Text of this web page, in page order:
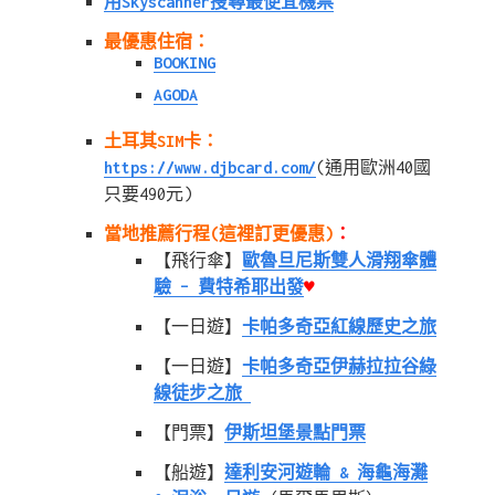
最優惠住宿：
BOOKING
AGODA
土耳其SIM卡：
https://www.djbcard.com/(通用歐洲40國
只要490元)
當地推薦行程(這裡訂更優惠) ：
【飛行傘】
歐魯旦尼斯雙人滑翔傘體
驗 – 費特希耶出發♥
【一日遊】 卡帕多奇亞紅線歷史之旅
【一日遊】 卡帕多奇亞伊赫拉拉谷綠
線徒步之旅
【門票】 伊斯坦堡景點門票
【船遊】 達利安河遊輪 & 海龜海灘